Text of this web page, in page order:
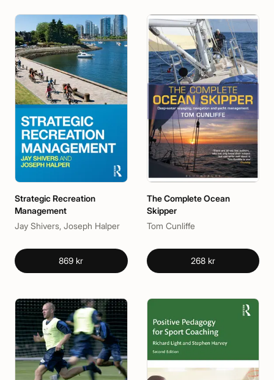
Strategic Recreation
Management
Jay Shivers, Joseph Halper
869 kr
The Complete Ocean
Skipper
Tom Cunliffe
268 kr